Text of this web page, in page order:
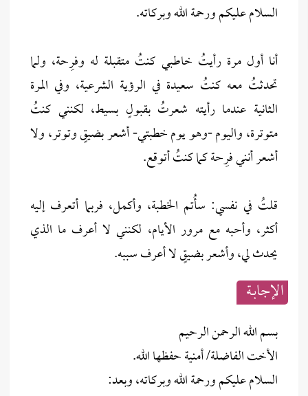
السلام عليكم ورحمة الله وبركاته.
أنا أول مرة رأيتُ خاطبي كنتُ متقبلة له وفرِحة، ولما
تحدثتُ معه كنتُ سعيدة في الرؤية الشرعية، وفي المرة
الثانية عندما رأيته شعرتُ بقبولٍ بسيط، لكنني كنتُ
متوترة، واليوم -وهو يوم خطبتي- أشعر بضيقٍ وتوتر، ولا
أشعر أنني فرِحة كما كنتُ أتوقع.
قلتُ في نفسي: سأُتم الخطبة، وأكمل، فربما أتعرف إليه
أكثر، وأحبه مع مرور الأيام، لكنني لا أعرف ما الذي
يحدث لي، وأشعر بضيقٍ لا أعرف سببه.
الإجابــة
بسم الله الرحمن الرحيم
الأخت الفاضلة/ أمنية حفظها الله.
السلام عليكم ورحمة الله وبركاته، وبعد: